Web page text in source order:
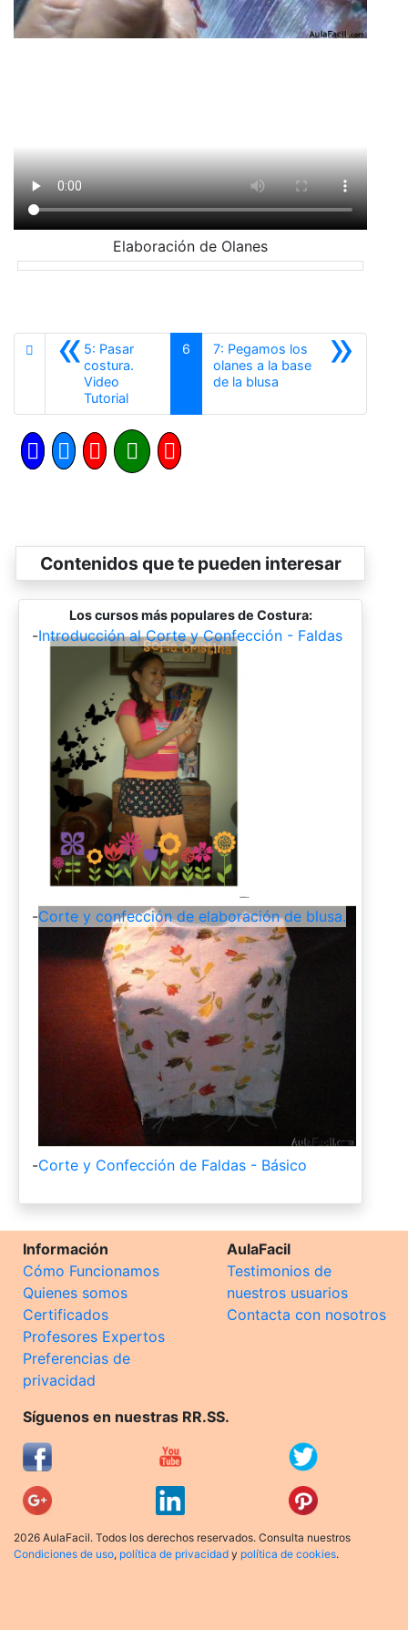
Elaboración de Olanes
«5: Pasar
costura.
Video
TutorialAnterior
6 »
7: Pegamos los
olanes a la base
de la blusa
Contenidos que te pueden interesar
Los cursos más populares de Costura:
-Introducción al Corte y Confección - Faldas
-Corte y confección de elaboración de blusa.
-Corte y Confección de Faldas - Básico
Información
Cómo Funcionamos
Quienes somos
Certificados
Profesores Expertos
Preferencias de
privacidad
AulaFacil
Testimonios de
nuestros usuarios
Contacta con nosotros
Síguenos en nuestras RR.SS.
2026 AulaFacil. Todos los derechos reservados. Consulta nuestros
Condiciones de uso, política de privacidad y política de cookies.